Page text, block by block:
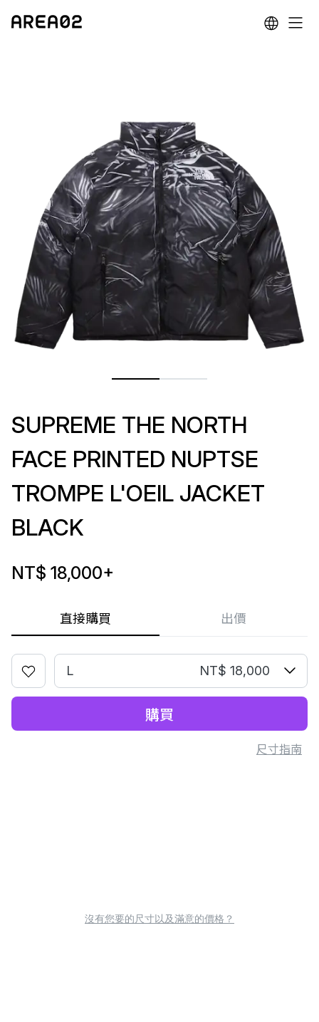
直接購買 出價
SUPREME THE NORTH
FACE PRINTED NUPTSE
TROMPE L'OEIL JACKET
BLACK
NT$ 18,000+
L NT$ 18,000
購買
尺寸指南
沒有您要的尺寸以及滿意的價格？